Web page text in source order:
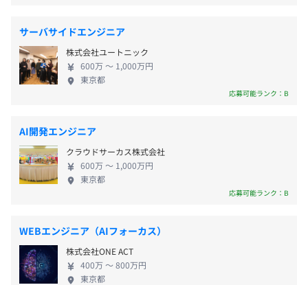
社会保険完備（雇用保険、労災保険、厚生年金、健康保
無期雇用
試用期間６カ月（その他待遇等変更なし）
サーバサイドエンジニア
株式会社ユートニック
600万 〜 1,000万円
東京都
応募可能ランク：B
AI開発エンジニア
クラウドサーカス株式会社
600万 〜 1,000万円
東京都
応募可能ランク：B
WEBエンジニア（AIフォーカス）
株式会社ONE ACT
400万 〜 800万円
東京都